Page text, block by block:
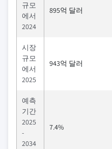
규모
에서
2024
895억 달러
시장
규모
에서
2025
943억 달러
예측
기간
2025
-
2034
7.4%